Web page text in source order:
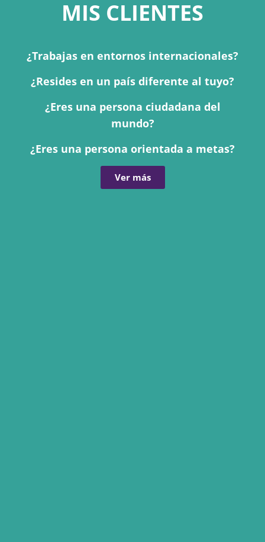
MIS CLIENTES
¿Trabajas en entornos internacionales?
¿Resides en un país diferente al tuyo?
¿Eres una persona ciudadana del
mundo?
¿Eres una persona orientada a metas?
Ver más